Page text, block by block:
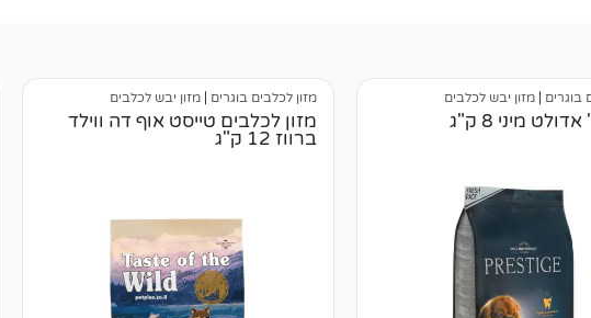
בוגרים | מזון יבש לכלבים
מיני 8 ק"ג
מזון לכלבים בוגרים | מזון יבש לכלבים
מזון לכלבים טייסט אוף דה ווילד
ברווז 12 ק"ג